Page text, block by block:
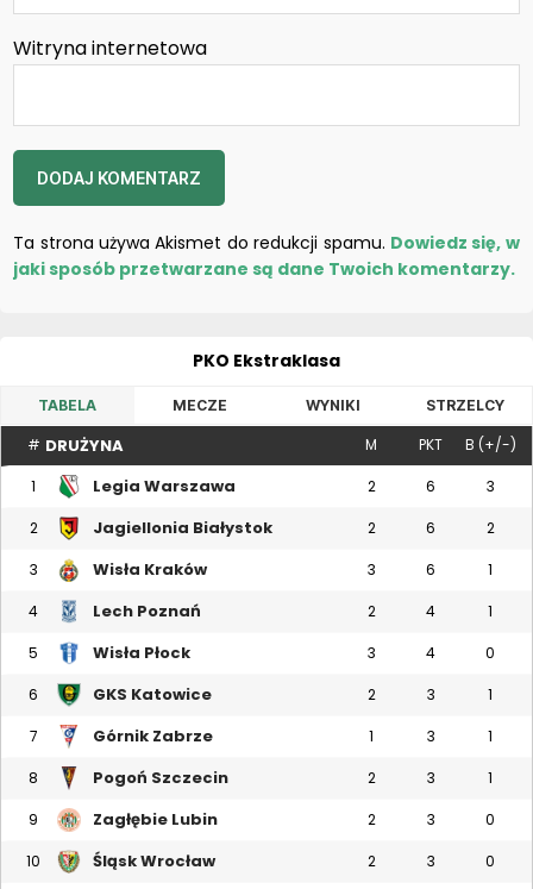
Witryna internetowa
Ta strona używa Akismet do redukcji spamu. Dowiedz się, w
jaki sposób przetwarzane są dane Twoich komentarzy.
PKO Ekstraklasa
TABELA MECZE WYNIKI STRZELCY
# DRUŻYNA M PKT B (+/-)
1 Legia Warszawa 2 6 3
2 Jagiellonia Białystok 2 6 2
3 Wisła Kraków 3 6 1
4 Lech Poznań 2 4 1
5 Wisła Płock 3 4 0
6 GKS Katowice 2 3 1
7 Górnik Zabrze 1 3 1
8 Pogoń Szczecin 2 3 1
9 Zagłębie Lubin 2 3 0
10 Śląsk Wrocław 2 3 0